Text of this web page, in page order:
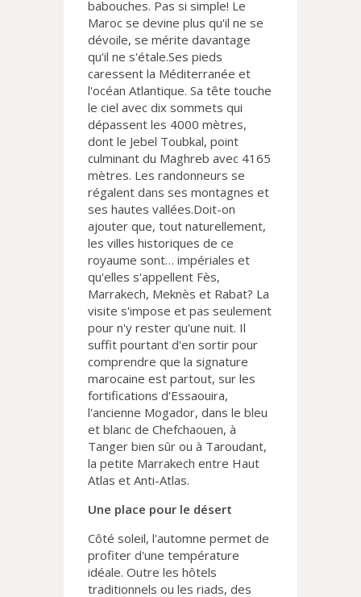
babouches. Pas si simple! Le
Maroc se devine plus qu'il ne se
dévoile, se mérite davantage
qu'il ne s'étale.Ses pieds
caressent la Méditerranée et
l'océan Atlantique. Sa tête touche
le ciel avec dix sommets qui
dépassent les 4000 mètres,
dont le Jebel Toubkal, point
culminant du Maghreb avec 4165
mètres. Les randonneurs se
régalent dans ses montagnes et
ses hautes vallées.Doit-on
ajouter que, tout naturellement,
les villes historiques de ce
royaume sont… impériales et
qu'elles s'appellent Fès,
Marrakech, Meknès et Rabat? La
visite s'impose et pas seulement
pour n'y rester qu'une nuit. Il
suffit pourtant d'en sortir pour
comprendre que la signature
marocaine est partout, sur les
fortifications d'Essaouira,
l'ancienne Mogador, dans le bleu
et blanc de Chefchaouen, à
Tanger bien sûr ou à Taroudant,
la petite Marrakech entre Haut
Atlas et Anti-Atlas.
Une place pour le désert
Côté soleil, l'automne permet de
profiter d'une température
idéale. Outre les hôtels
traditionnels ou les riads, des